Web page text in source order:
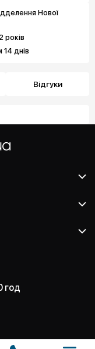
Нової
років
днів
Відгуки
год
-